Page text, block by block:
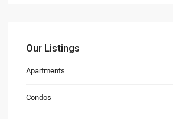
Our Listings
Apartments
Condos